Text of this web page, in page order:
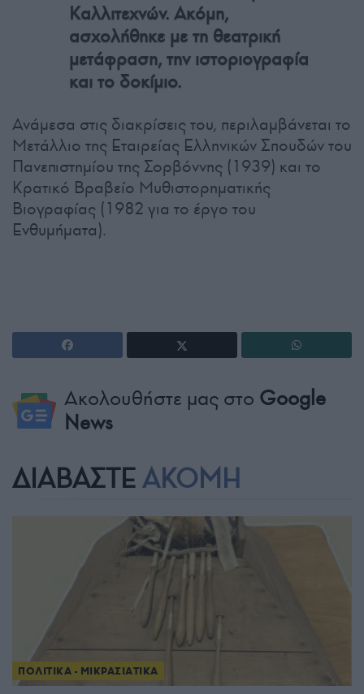
Καλλιτεχνών. Ακόμη,
ασχολήθηκε με τη θεατρική
μετάφραση, την ιστοριογραφία
και το δοκίμιο.
Ανάμεσα στις διακρίσεις του, περιλαμβάνεται το
Μετάλλιο της Εταιρείας Ελληνικών Σπουδών του
Πανεπιστημίου της Σορβόννης (1939) και το
Κρατικό Βραβείο Μυθιστορηματικής
Βιογραφίας (1982 για το έργο του
Ενθυμήματα).
Ακολουθήστε μας στο Google
News
ΔΙΑΒΑΣΤΕ ΑΚΟΜΗ
ΠΟΛΙΤΙΚΑ - ΜΙΚΡΑΣΙΑΤΙΚΑ